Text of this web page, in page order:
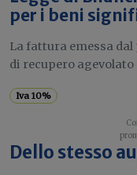
per i beni
La fattura emessa
di recupero agevolato
Iva 10%
Dello stesso